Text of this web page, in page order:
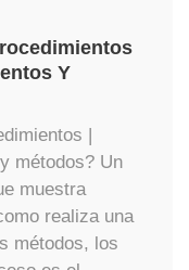
Y
|
métodos? Un
muestra
realiza una
métodos, los